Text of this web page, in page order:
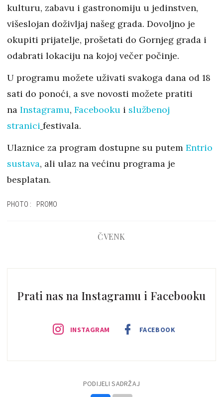
kulturu, zabavu i gastronomiju u jedinstven,
višeslojan doživljaj našeg grada. Dovoljno je
okupiti prijatelje, prošetati do Gornjeg grada i
odabrati lokaciju na kojoj večer počinje.
U programu možete uživati svakoga dana od 18
sati do ponoći, a sve novosti možete pratiti
na Instagramu, Facebooku i službenoj
stranici festivala.
Ulaznice za program dostupne su putem Entrio
sustava, ali ulaz na većinu programa je
besplatan.
PHOTO: PROMO
ČVENK
Prati nas na Instagramu i Facebooku
INSTAGRAM FACEBOOK
PODIJELI SADRŽAJ